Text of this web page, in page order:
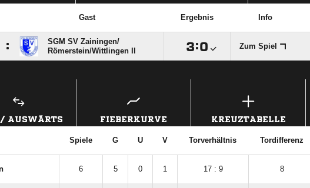
Gast Ergebnis Info
:
SGM SV Zainingen/​
Römerstein/​Wittlingen II
: Zum Spiel
AUSWÄRTS FIEBERKURVE KREUZTABELLE
Spiele G U V Torverhältnis Tordifferenz
6 5 0 1 17 : 9 8